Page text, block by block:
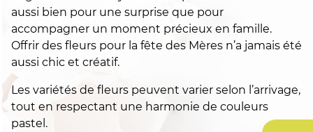
aussi bien pour une surprise que pour
accompagner un moment précieux en famille.
Offrir des fleurs pour la fête des Mères n’a jamais été
aussi chic et créatif.
Les variétés de fleurs peuvent varier selon l’arrivage,
tout en respectant une harmonie de couleurs
pastel.